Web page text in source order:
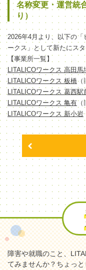
名称変更・運営統
り）
2026年4月より、以下の
ークス」として新たにス
【事業所一覧】
LITALICOワークス 高田馬
LITALICOワークス 板橋（
LITALICOワークス 葛西駅
LITALICOワークス 亀有（
LITALICOワークス 新小岩
障害や就職のこと、
てみませんか？ちょっ